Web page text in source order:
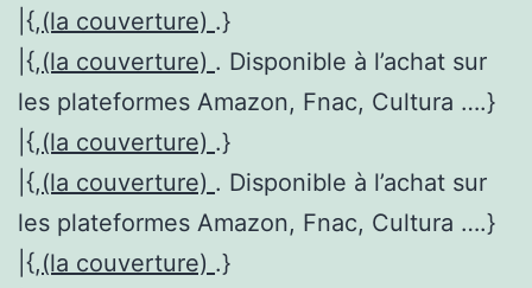
|{,(la couverture) .}
|{,(la couverture) . Disponible à l’achat sur
les plateformes Amazon, Fnac, Cultura ….}
|{,(la couverture) .}
|{,(la couverture) . Disponible à l’achat sur
les plateformes Amazon, Fnac, Cultura ….}
|{,(la couverture) .}